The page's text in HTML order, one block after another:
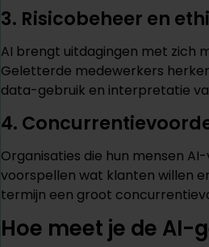
3. Risicobeheer en
AI brengt uitdagingen met zich
Geletterde medewerkers
data-gebruik en interpretatie
4.
Organisaties die hun mensen
voorspellen wat klanten willen
termijn een groot
Hoe meet je de AI-